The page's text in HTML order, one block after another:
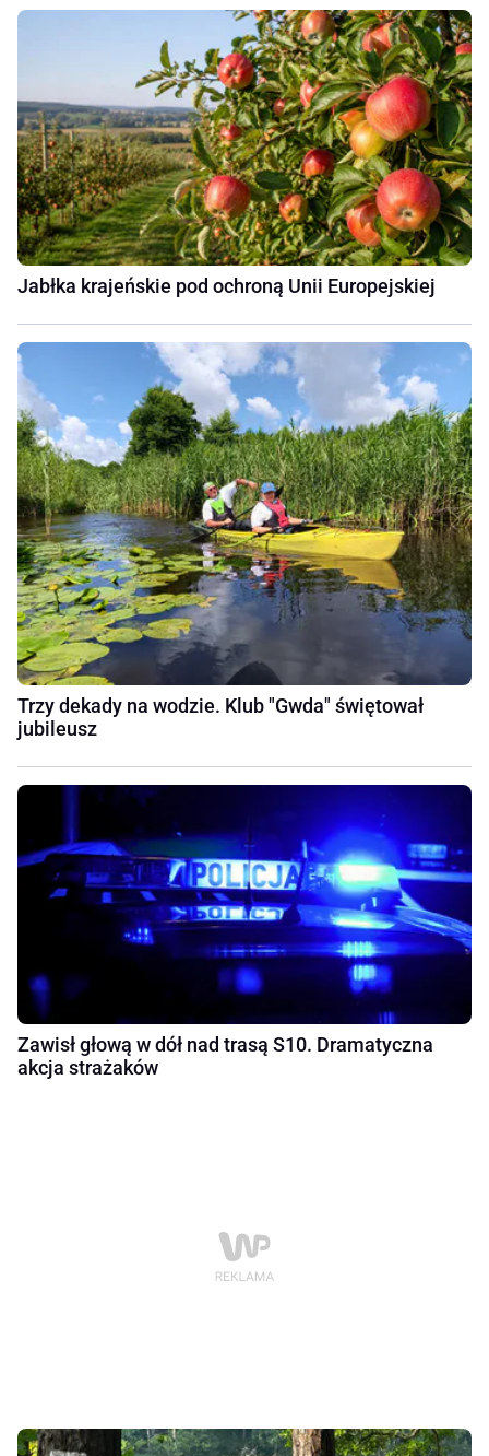
Jabłka krajeńskie pod ochroną Unii Europejskiej
Trzy dekady na wodzie. Klub "Gwda" świętował
jubileusz
Zawisł głową w dół nad trasą S10. Dramatyczna
akcja strażaków